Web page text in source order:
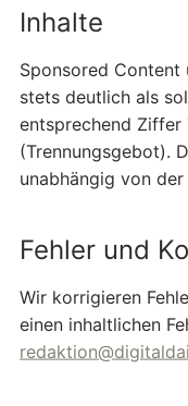
Inhalte
Sponsored Content
stets deutlich als
entsprechend Ziffer
(Trennungsgebot).
unabhängig von
Fehler und
Wir korrigieren
einen inhaltlichen